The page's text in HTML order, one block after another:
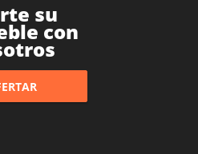
su
con